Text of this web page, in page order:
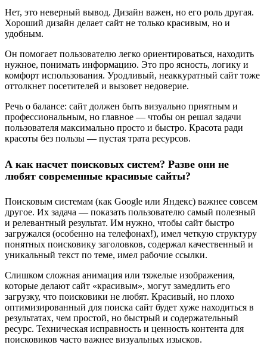
Нет, это неверный вывод. Дизайн важен, но его роль другая.
Хороший дизайн делает сайт не только красивым, но и
удобным.
Он помогает пользователю легко ориентироваться, находить
нужное, понимать информацию. Это про ясность, логику и
комфорт использования. Уродливый, неаккуратный сайт тоже
оттолкнет посетителей и вызовет недоверие.
Речь о балансе: сайт должен быть визуально приятным и
профессиональным, но главное — чтобы он решал задачи
пользователя максимально просто и быстро. Красота ради
красоты без пользы — пустая трата ресурсов.
А как насчет поисковых систем? Разве они не
любят современные красивые сайты?
Поисковым системам (как Google или Яндекс) важнее совсем
другое. Их задача — показать пользователю самый полезный
и релевантный результат. Им нужно, чтобы сайт быстро
загружался (особенно на телефонах!), имел четкую структуру
понятных поисковику заголовков, содержал качественный и
уникальный текст по теме, имел рабочие ссылки.
Слишком сложная анимация или тяжелые изображения,
которые делают сайт «красивым», могут замедлить его
загрузку, что поисковики не любят. Красивый, но плохо
оптимизированный для поиска сайт будет хуже находиться в
результатах, чем простой, но быстрый и содержательный
ресурс. Техническая исправность и ценность контента для
поисковиков часто важнее визуальных изысков.